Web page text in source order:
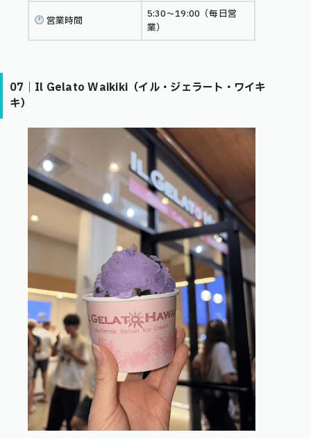
営業時間
5:30〜19:00（毎日営
業）
07｜Il Gelato Waikiki（イル・ジェラート・ワイキ
キ）